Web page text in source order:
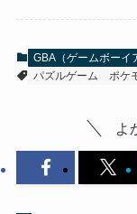
GBA（ゲームボーイ
パズルゲーム
ポケ
よ